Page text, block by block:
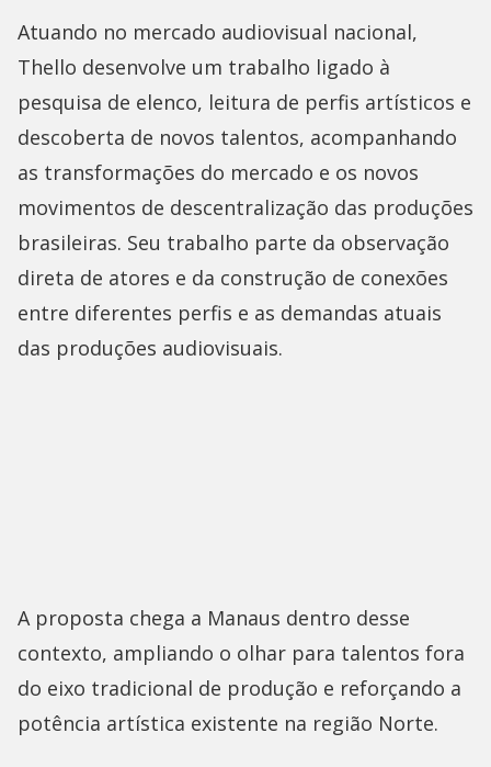
Atuando no mercado audiovisual nacional,
Thello desenvolve um trabalho ligado à
pesquisa de elenco, leitura de perfis artísticos e
descoberta de novos talentos, acompanhando
as transformações do mercado e os novos
movimentos de descentralização das produções
brasileiras. Seu trabalho parte da observação
direta de atores e da construção de conexões
entre diferentes perfis e as demandas atuais
das produções audiovisuais.
A proposta chega a Manaus dentro desse
contexto, ampliando o olhar para talentos fora
do eixo tradicional de produção e reforçando a
potência artística existente na região Norte.